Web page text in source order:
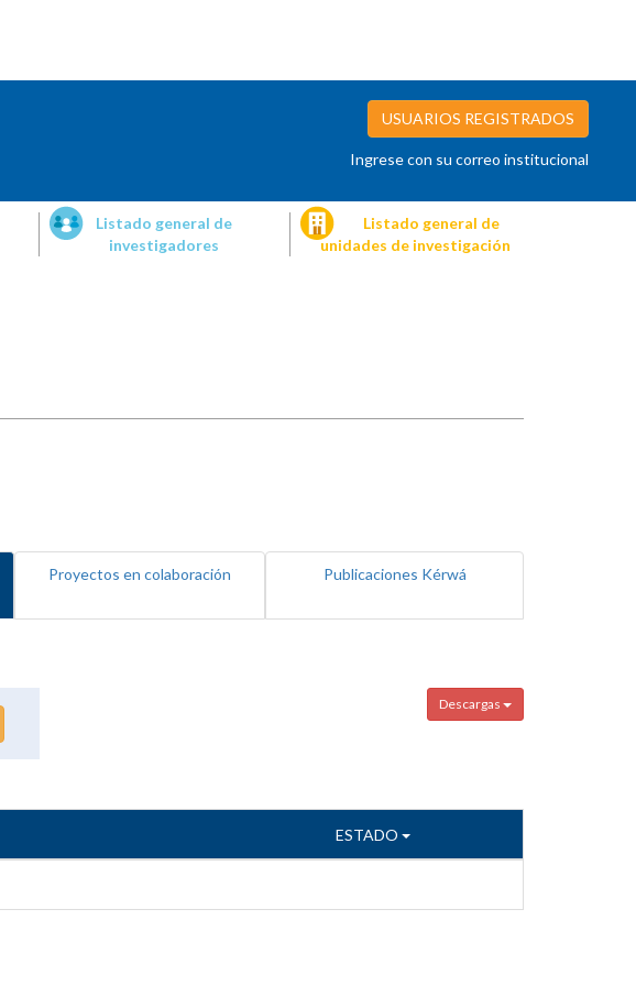
USUARIOS REGISTRADOS
Ingrese con su correo institucional
Listado general de
investigadores
Listado general de
unidades de investigación
Proyectos en colaboración Publicaciones Kérwá
Descargas
ESTADO